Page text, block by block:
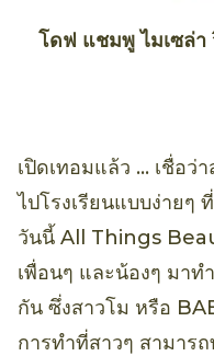
โดฟ แชมพู ไมเซล่า
เปิดเทอมแล้ว … เชื่อว่
ไปโรงเรียนแบบง่ายๆ
วันนี้ All Things
เพื่อนๆ และน้องๆ มาท
กัน ซึ่งสาวโม หรือ
การทำที่สาวๆ สามาร